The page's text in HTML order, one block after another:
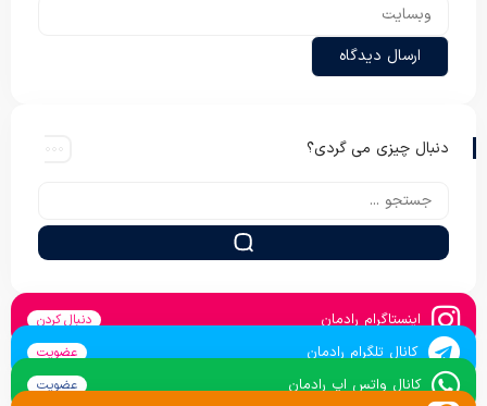
دنبال چیزی می گردی؟
اینستاگرام رادمان دنبال کردن
کانال تلگرام رادمان عضویت
کانال واتس اپ رادمان عضویت